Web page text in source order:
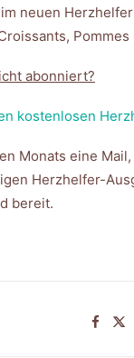
neuen
Pommes
abonniert?
kostenlosen
Monats eine
Herzhelfer-
bereit.